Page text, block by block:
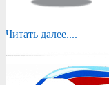
Читать далее....